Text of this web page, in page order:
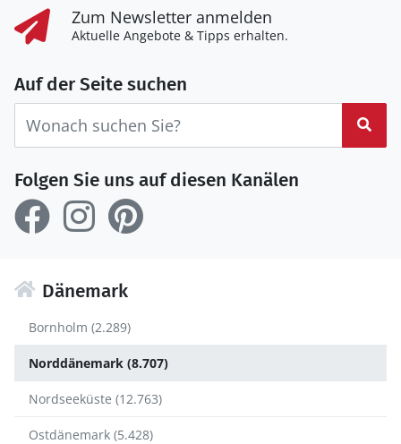
Zum Newsletter anmelden
Aktuelle Angebote & Tipps erhalten.
Auf der Seite suchen
Folgen Sie uns auf diesen Kanälen
Dänemark
Bornholm (2.289)
Norddänemark (8.707)
Nordseeküste (12.763)
Ostdänemark (5.428)